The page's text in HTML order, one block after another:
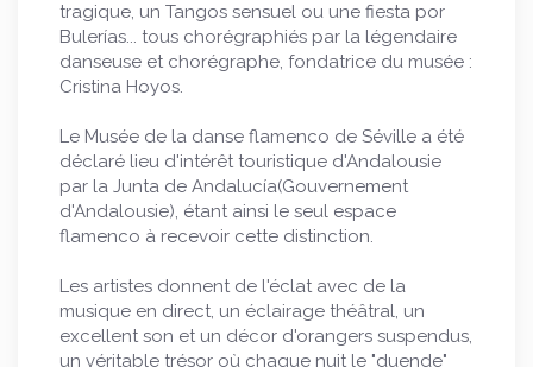
tragique, un Tangos sensuel ou une fiesta por
Bulerías... tous chorégraphiés par la légendaire
danseuse et chorégraphe, fondatrice du musée :
Cristina Hoyos.
Le Musée de la danse flamenco de Séville a été
déclaré lieu d'intérêt touristique d'Andalousie
par la Junta de Andalucía(Gouvernement
d'Andalousie), étant ainsi le seul espace
flamenco à recevoir cette distinction.
Les artistes donnent de l'éclat avec de la
musique en direct, un éclairage théâtral, un
excellent son et un décor d'orangers suspendus,
un véritable trésor où chaque nuit le "duende"